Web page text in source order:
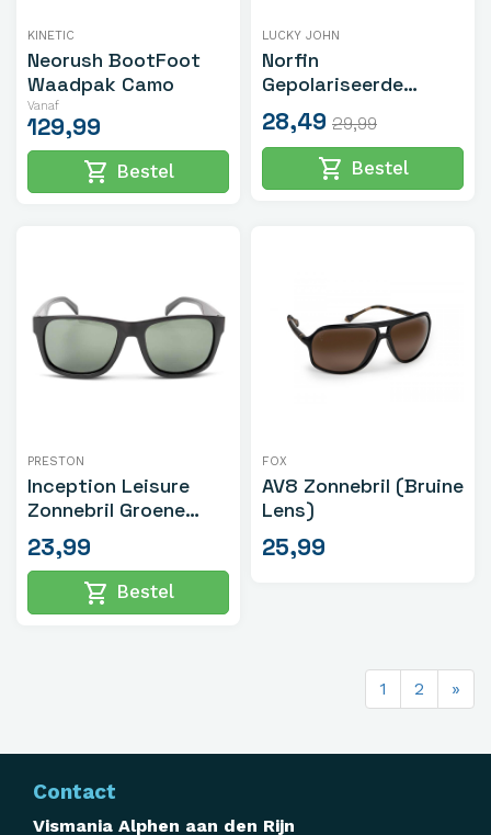
KINETIC
Neorush BootFoot
Waadpak Camo
Vanaf
129,99
shopping_cart Bestel
LUCKY JOHN
Norfin
Gepolariseerde
Zonnebril Mirror
Yellow
28,49 29,99
shopping_cart Bestel
PRESTON
Inception Leisure
Zonnebril Groene
Lens
23,99
shopping_cart Bestel
FOX
AV8 Zonnebril (Bruine
Lens)
25,99
1 2 »
Contact
Vismania Alphen aan den Rijn